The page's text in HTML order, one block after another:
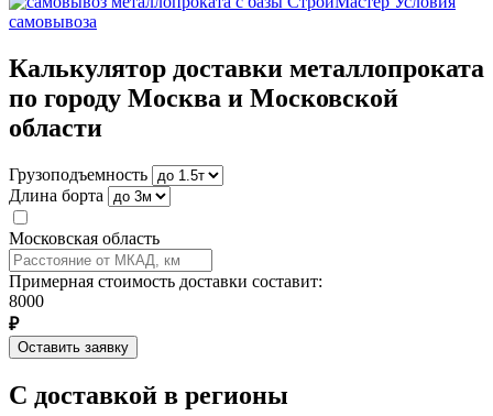
самовывоза
Калькулятор доставки металлопроката
по городу Москва и Московской
области
Грузоподъемность
Длина борта
Московская область
Примерная стоимость доставки составит:
8000
₽
Оставить заявку
С доставкой в регионы